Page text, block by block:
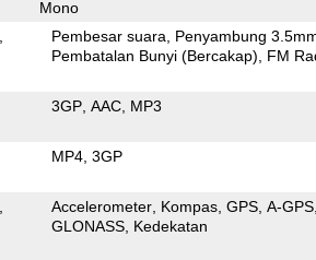
Mono
Pembesar suara
Penyambung
Pembatalan Bunyi (Bercakap)
FM
3GP AAC MP3
MP4 3GP
Accelerometer Kompas GPS A-GPS
GLONASS Kedekatan